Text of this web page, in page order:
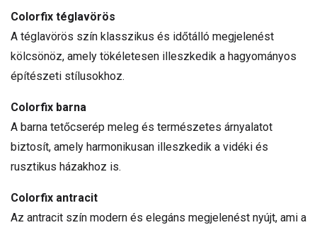
Colorfix téglavörös
A téglavörös szín klasszikus és időtálló megjelenést
kölcsönöz, amely tökéletesen illeszkedik a hagyományos
építészeti stílusokhoz.
Colorfix barna
A barna tetőcserép meleg és természetes árnyalatot
biztosít, amely harmonikusan illeszkedik a vidéki és
rusztikus házakhoz is.
Colorfix antracit
Az antracit szín modern és elegáns megjelenést nyújt, ami a